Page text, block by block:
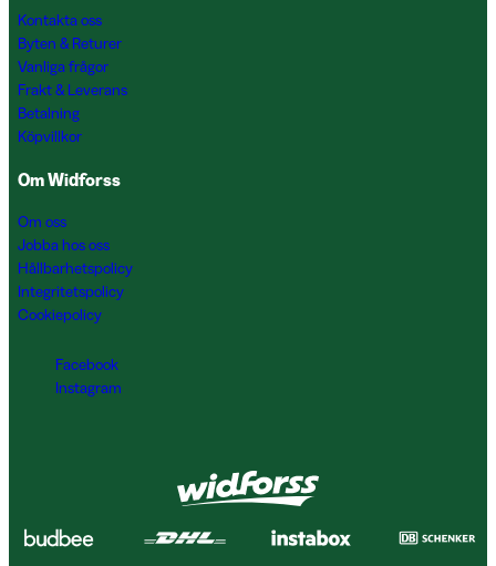
Kontakta oss
Byten & Returer
Vanliga frågor
Frakt & Leverans
Betalning
Köpvillkor
Om Widforss
Om oss
Jobba hos oss
Hållbarhetspolicy
Integritetspolicy
Cookiepolicy
Facebook
Instagram